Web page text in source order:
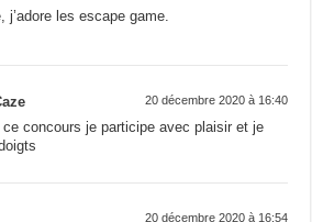
j’adore les escape game.
20 décembre 2020 à 16:40
ce concours je participe avec plaisir et je
20 décembre 2020 à 16:54